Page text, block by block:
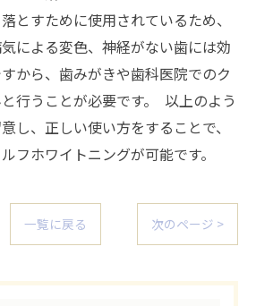
とすために使用されているため、
による変色、神経がない歯には効
から、歯みがきや歯科医院でのク
行うことが必要です。 以上のよう
し、正しい使い方をすることで、
フホワイトニングが可能です。
一覧に戻る 次のページ >